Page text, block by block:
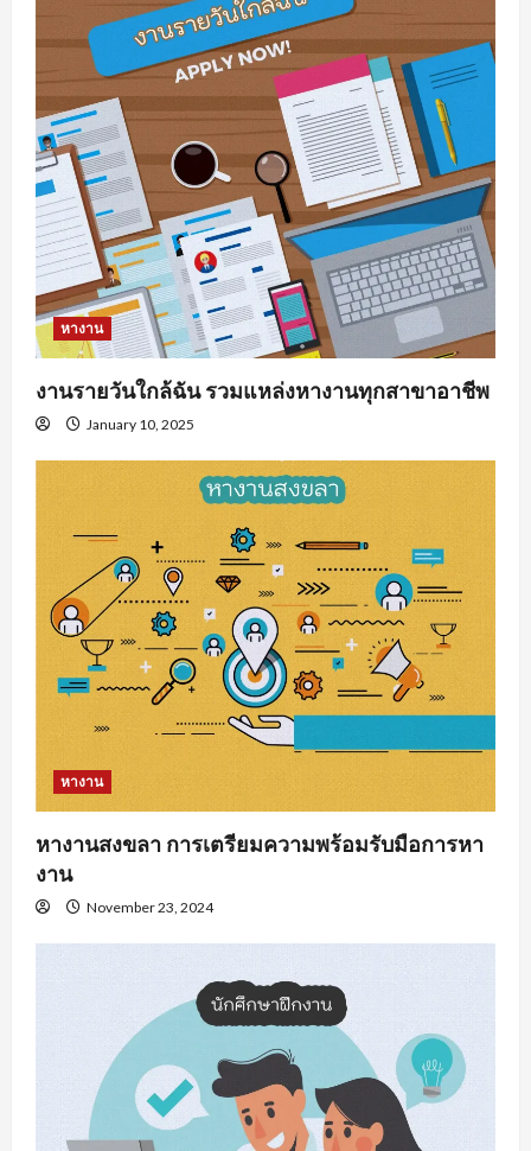
หางาน
งานรายวันใกล้ฉัน รวมแหล่งหางานทุกสาขาอาชีพ
January 10, 2025
หางาน
หางานสงขลา การเตรียมความพร้อมรับมือการหา
งาน
November 23, 2024